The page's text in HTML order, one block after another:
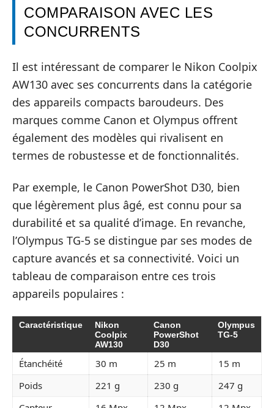
COMPARAISON AVEC LES
CONCURRENTS
Il est intéressant de comparer le Nikon Coolpix
AW130 avec ses concurrents dans la catégorie
des appareils compacts baroudeurs. Des
marques comme Canon et Olympus offrent
également des modèles qui rivalisent en
termes de robustesse et de fonctionnalités.
Par exemple, le Canon PowerShot D30, bien
que légèrement plus âgé, est connu pour sa
durabilité et sa qualité d’image. En revanche,
l’Olympus TG-5 se distingue par ses modes de
capture avancés et sa connectivité. Voici un
tableau de comparaison entre ces trois
appareils populaires :
Caractéristique
Nikon
Coolpix
AW130
Canon
PowerShot
D30
Olympus
TG-5
Étanchéité 30 m 25 m
15 m
Poids
221 g 230 g
247 g